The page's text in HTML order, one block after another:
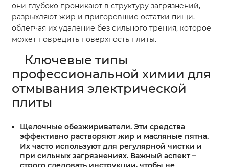
они глубоко проникают в структуру загрязнений,
разрыхляют жир и пригоревшие остатки пищи,
облегчая их удаление без сильного трения, которое
может повредить поверхность плиты.
Ключевые типы
профессиональной химии для
отмывания электрической
плиты
Щелочные обезжириватели. Эти средства
эффективно растворяют жир и масляные пятна.
Их часто используют для регулярной чистки и
при сильных загрязнениях. Важный аспект –